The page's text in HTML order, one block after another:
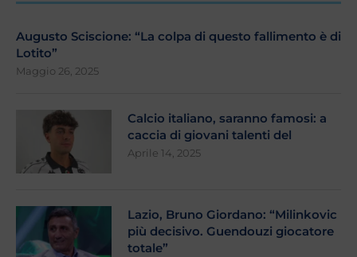
Augusto Sciscione: “La colpa di questo fallimento è di
Lotito”
Maggio 26, 2025
Calcio italiano, saranno famosi: a
caccia di giovani talenti del
Aprile 14, 2025
Lazio, Bruno Giordano: “Milinkovic
più decisivo. Guendouzi giocatore
totale”